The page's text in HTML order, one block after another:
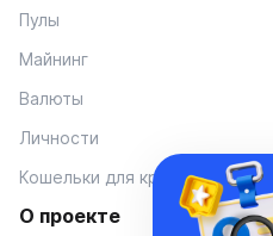
Пулы
Майнинг
Валюты
Личности
Кошельки для криптовалют
О проекте